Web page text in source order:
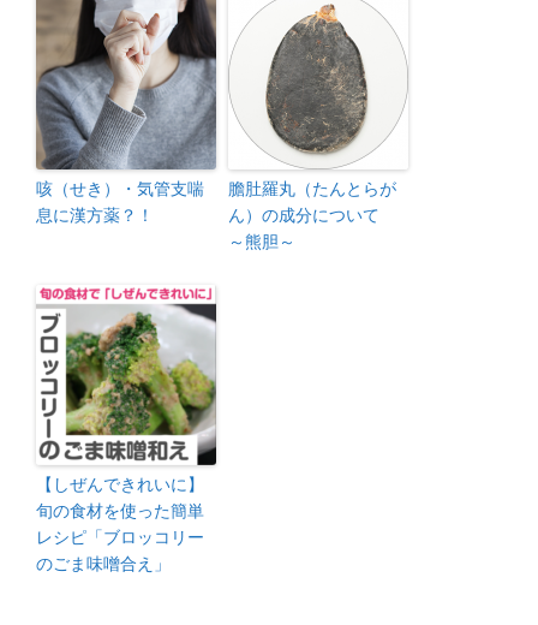
咳（せき）・気管支喘
息に漢方薬？！
膽肚羅丸（たんとらが
ん）の成分について
～熊胆～
【しぜんできれいに】
旬の食材を使った簡単
レシピ「ブロッコリー
のごま味噌合え」